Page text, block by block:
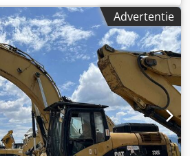
voertuignummer:CAT
is in uitstekende staat,
Ameylmi Isbeck
Advertentie